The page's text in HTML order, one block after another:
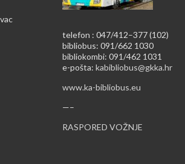
telefon : 047/412–377 (102)
bibliobus: 091/662 1030
bibliokombi: 091/462 1031
e-pošta: kabibliobus@gkka.hr
www.ka-bibliobus.eu
—–
RASPORED VOŽNJE